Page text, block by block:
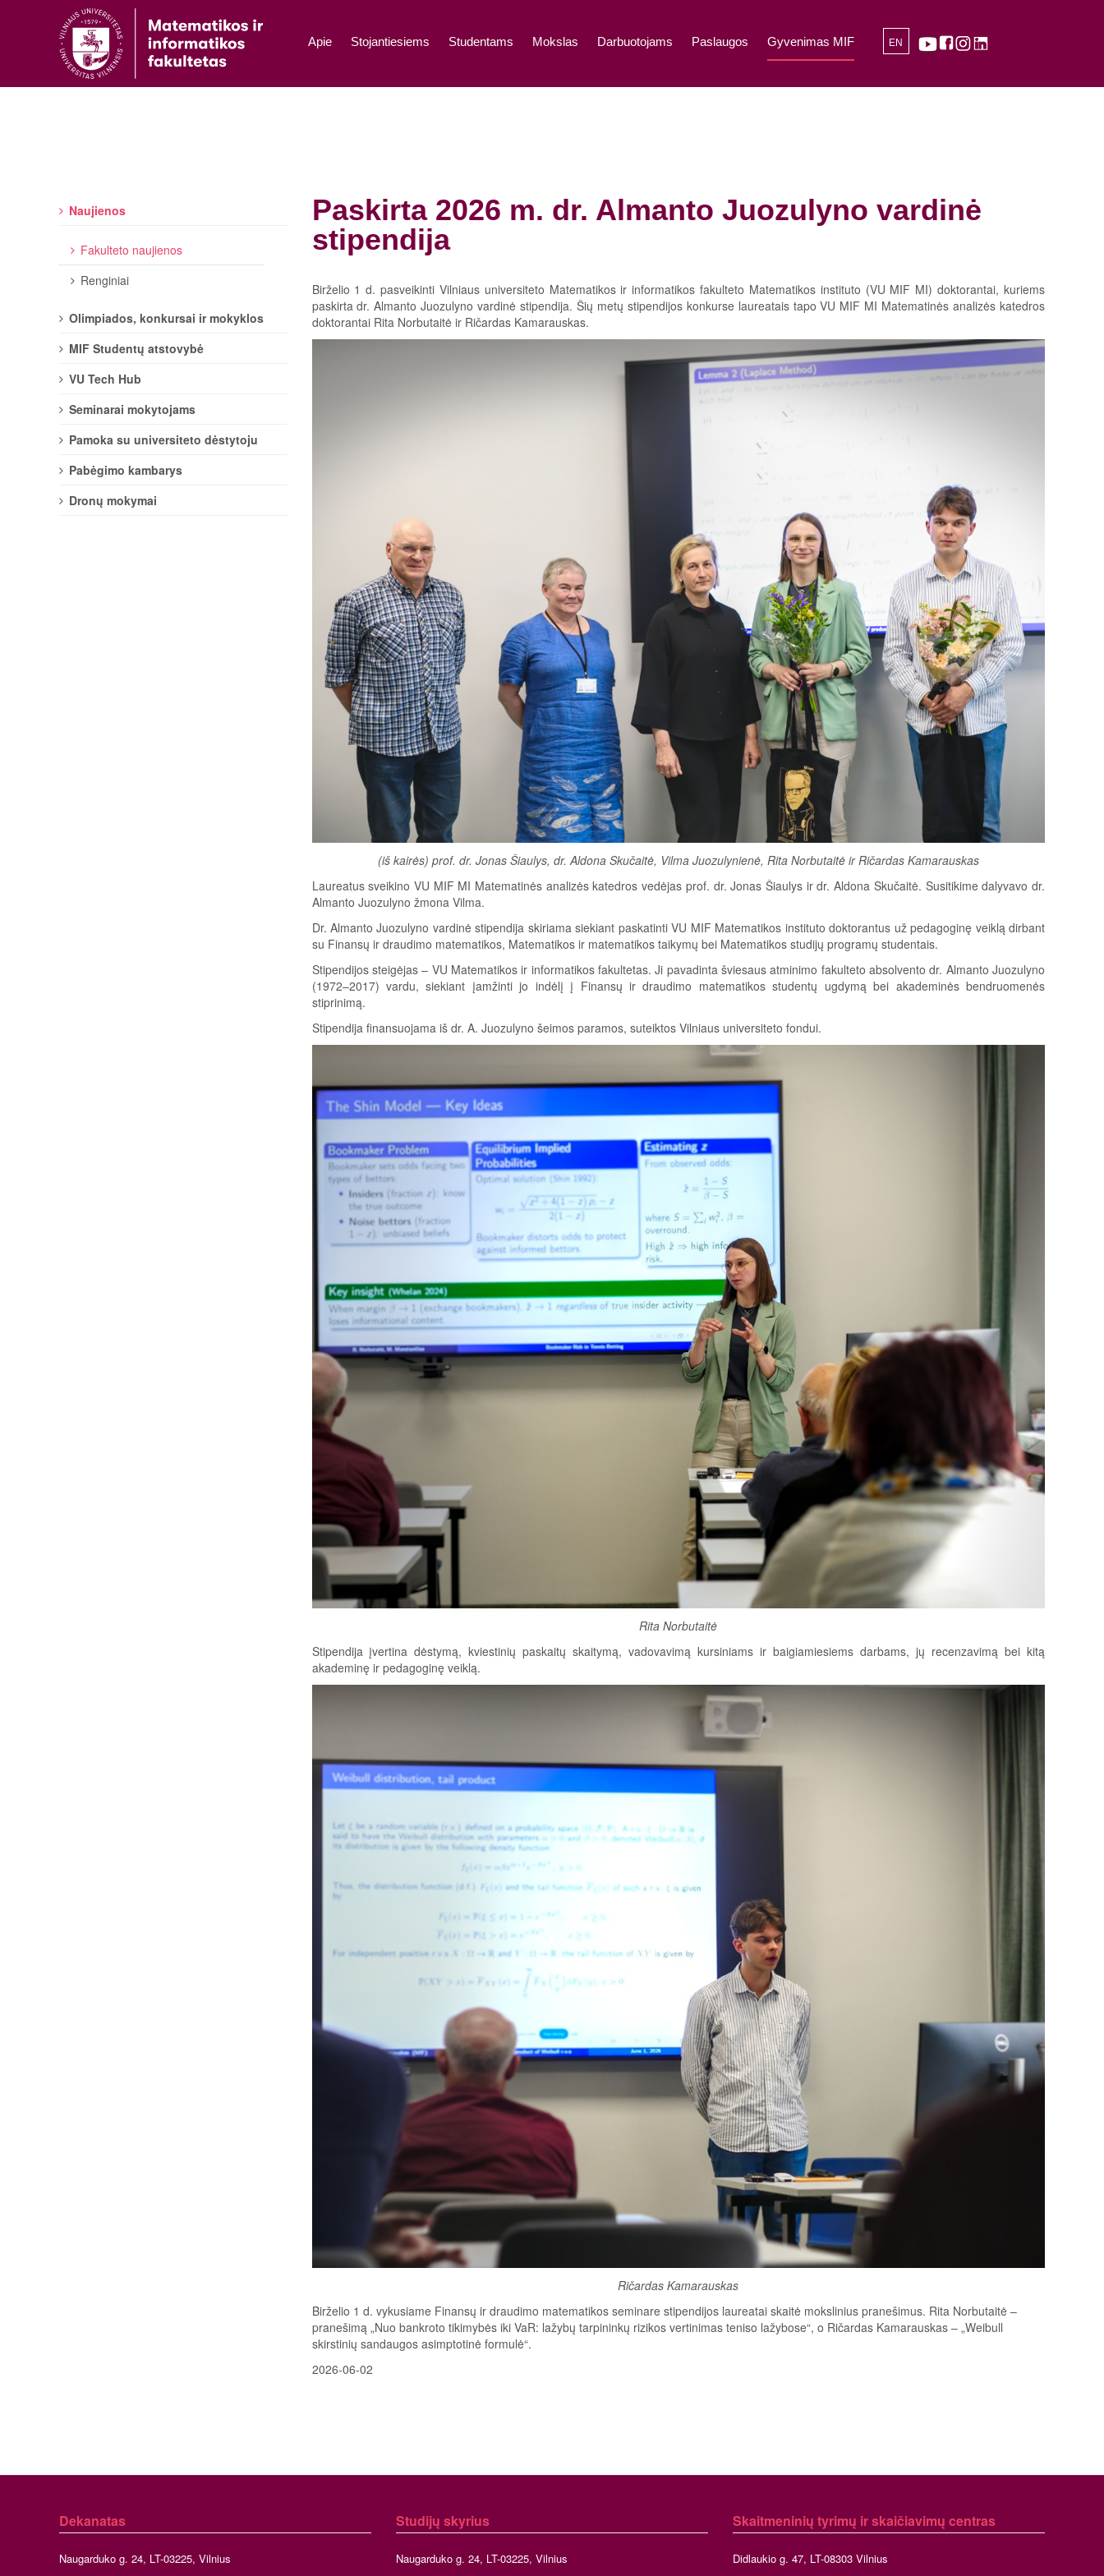
Apie Stojantiesiems Studentams Mokslas Darbuotojams Paslaugos Gyvenimas MIF EN
Paskirta 2026 m. dr. Almanto Juozulyno vardinė
stipendija
Birželio 1 d. pasveikinti Vilniaus universiteto Matematikos ir informatikos fakulteto Matematikos instituto (VU MIF MI) doktorantai, kuriems
paskirta dr. Almanto Juozulyno vardinė stipendija. Šių metų stipendijos konkurse laureatais tapo VU MIF MI Matematinės analizės katedros
doktorantai Rita Norbutaitė ir Ričardas Kamarauskas.
(iš kairės) prof. dr. Jonas Šiaulys, dr. Aldona Skučaitė, Vilma Juozulynienė, Rita Norbutaitė ir Ričardas Kamarauskas
Laureatus sveikino VU MIF MI Matematinės analizės katedros vedėjas prof. dr. Jonas Šiaulys ir dr. Aldona Skučaitė. Susitikime dalyvavo dr.
Almanto Juozulyno žmona Vilma.
Dr. Almanto Juozulyno vardinė stipendija skiriama siekiant paskatinti VU MIF Matematikos instituto doktorantus už pedagoginę veiklą dirbant
su Finansų ir draudimo matematikos, Matematikos ir matematikos taikymų bei Matematikos studijų programų studentais.
Stipendijos steigėjas – VU Matematikos ir informatikos fakultetas. Ji pavadinta šviesaus atminimo fakulteto absolvento dr. Almanto Juozulyno
(1972–2017) vardu, siekiant įamžinti jo indėlį į Finansų ir draudimo matematikos studentų ugdymą bei akademinės bendruomenės
stiprinimą.
Stipendija finansuojama iš dr. A. Juozulyno šeimos paramos, suteiktos Vilniaus universiteto fondui.
Rita Norbutaitė
Stipendija įvertina dėstymą, kviestinių paskaitų skaitymą, vadovavimą kursiniams ir baigiamiesiems darbams, jų recenzavimą bei kitą
akademinę ir pedagoginę veiklą.
Ričardas Kamarauskas
Birželio 1 d. vykusiame Finansų ir draudimo matematikos seminare stipendijos laureatai skaitė mokslinius pranešimus. Rita Norbutaitė –
pranešimą „Nuo bankroto tikimybės iki VaR: lažybų tarpininkų rizikos vertinimas teniso lažybose“, o Ričardas Kamarauskas – „Weibull
skirstinių sandaugos asimptotinė formulė“.
2026-06-02
Naujienos
Fakulteto naujienos
Renginiai
Olimpiados, konkursai ir mokyklos
MIF Studentų atstovybė
VU Tech Hub
Seminarai mokytojams
Pamoka su universiteto dėstytoju
Pabėgimo kambarys
Dronų mokymai
Dekanatas
Naugarduko g. 24, LT-03225, Vilnius
Studijų skyrius
Naugarduko g. 24, LT-03225, Vilnius
Skaitmeninių tyrimų ir skaičiavimų centras
Didlaukio g. 47, LT-08303 Vilnius